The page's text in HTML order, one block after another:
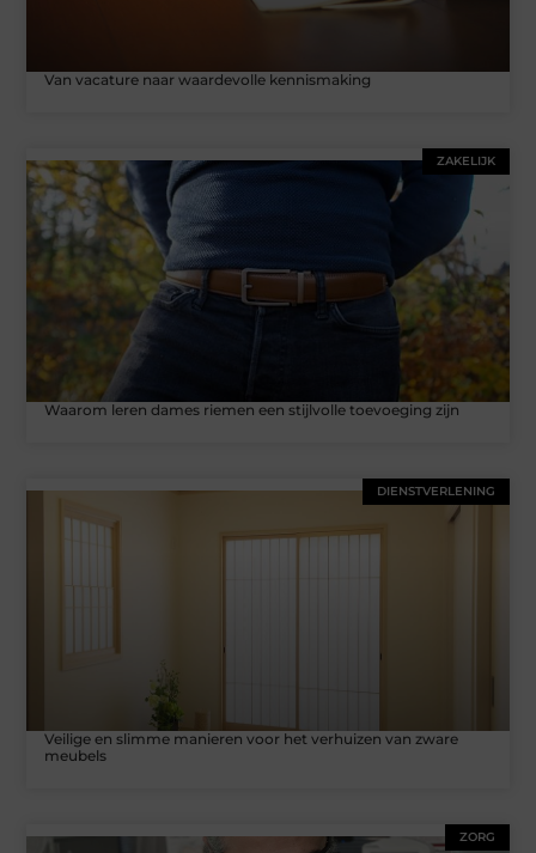
Van vacature naar waardevolle kennismaking
ZAKELIJK
Waarom leren dames riemen een stijlvolle toevoeging zijn
DIENSTVERLENING
Veilige en slimme manieren voor het verhuizen van zware
meubels
ZORG